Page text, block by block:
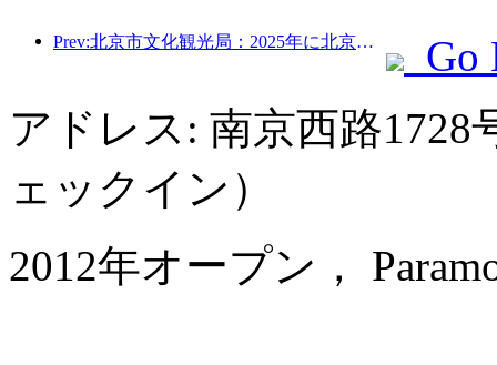
Prev:北京市文化観光局：2025年に北京市を訪れた観光客は548万人で、前年比39％増加した。
Go
アドレス: 南京西路1728
ェックイン）
2012年オープン，